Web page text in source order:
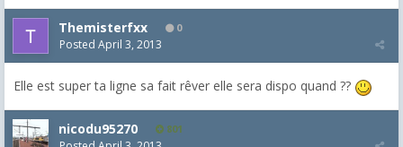
Themisterfxx 0
Posted April 3, 2013
Elle est super ta ligne sa fait rêver elle sera dispo quand ??
nicodu95270 801